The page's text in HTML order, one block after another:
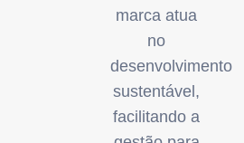
marca atua
no
desenvolvimento
sustentável,
facilitando a